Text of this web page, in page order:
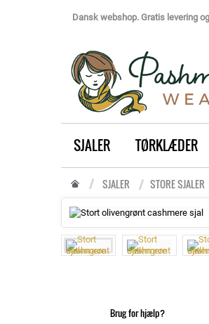
Dansk webshop. Gratis levering
SJALER TØRKLÆDER
SJALER STORE SJALER
Brug for hjælp?